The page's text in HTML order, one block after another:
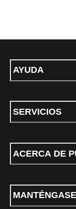
AYUDA
SERVICIOS
ACERCA DE